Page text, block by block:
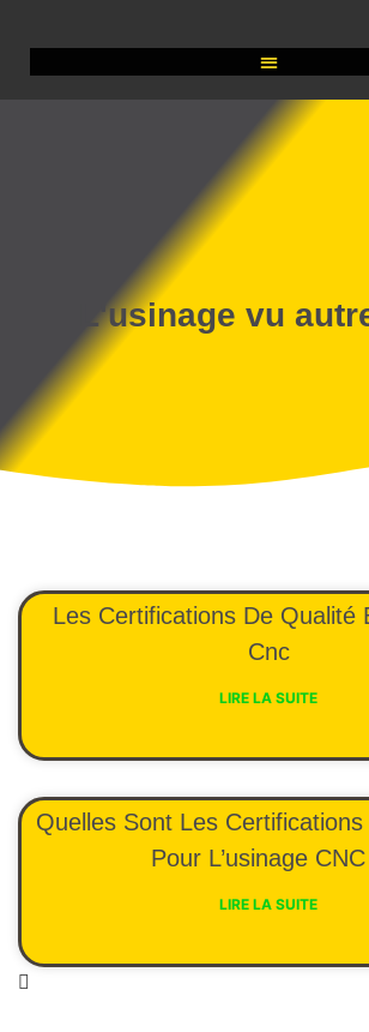
L'usinage vu
Les Certifications De Qualité
Cnc
LIRE LA SUITE
Quelles Sont Les
Pour L’usinage
LIRE LA SUITE